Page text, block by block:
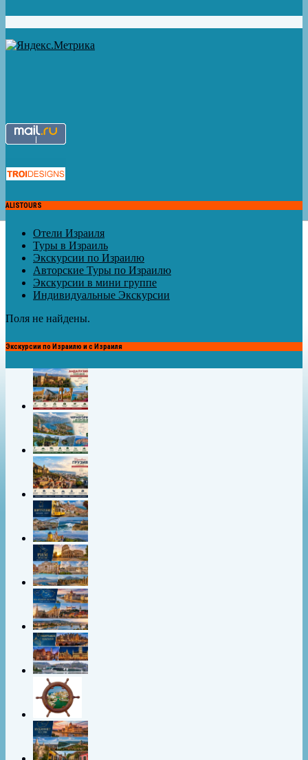
ALISTOURS
Отели Израиля
Туры в Израиль
Экскурсии по Израилю
Авторские Туры по Израилю
Экскурсии в мини группе
Индивидуальные Экскурсии
Поля не найдены.
Экскурсии по Израилю и с Израиля